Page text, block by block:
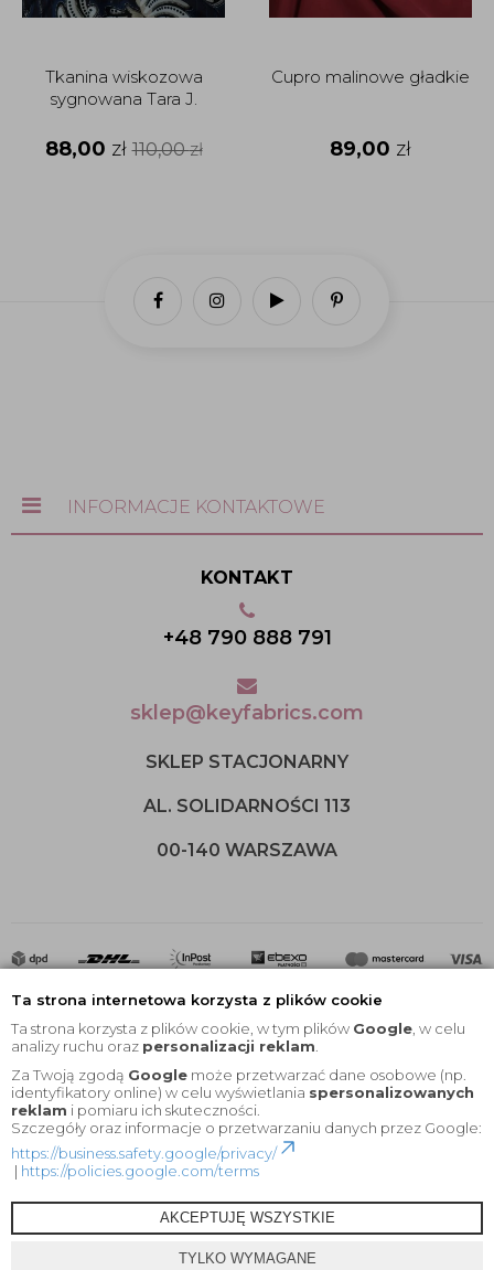
Ta strona internetowa korzysta z plików cookie
Ta strona korzysta z plików cookie, w tym plików Google , w celu
analizy ruchu oraz personalizacji reklam
Za Twoją zgodą Google może przetwarzać dane osobowe (np.
identyfikatory online) w celu wyświetlania spersonalizowanych
reklam i pomiaru ich skuteczności.
Szczegóły oraz informacje o przetwarzaniu danych przez Google:
https://business.safety.google/privacy/
| https://policies.google.com/terms
AKCEPTUJĘ WSZYSTKIE
TYLKO WYMAGANE
Tkanina wiskozowa
sygnowana Tara J.
88,00 zł 110,00zł
Cupro malinowe gładkie
89,00 zł
INFORMACJE KONTAKTOWE
KONTAKT
+48 790 888 791
sklep@keyfabrics.com
SKLEP STACJONARNY
AL. SOLIDARNOŚCI 113
00-140 WARSZAWA
2020 © Wszelkie Prawa Zastrzeżone |KEYfabrics
Projekt i oprogramowanie sklepu: